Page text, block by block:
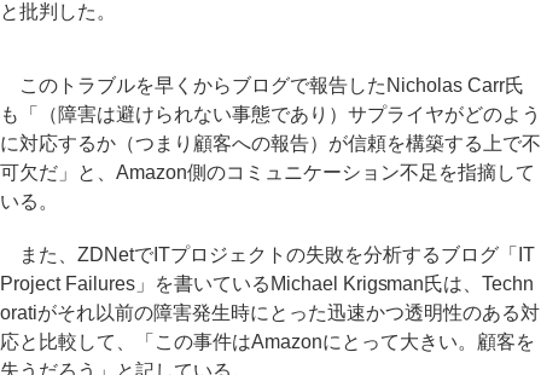
と批判した。
このトラブルを早くからブログで報告したNicholas Carr氏
も「（障害は避けられない事態であり）サプライヤがどのよう
に対応するか（つまり顧客への報告）が信頼を構築する上で不
可欠だ」と、Amazon側のコミュニケーション不足を指摘して
いる。
また、ZDNetでITプロジェクトの失敗を分析するブログ「IT
Project Failures」を書いているMichael Krigsman氏は、Techn
oratiがそれ以前の障害発生時にとった迅速かつ透明性のある対
応と比較して、「この事件はAmazonにとって大きい。顧客を
失うだろう」と記している。